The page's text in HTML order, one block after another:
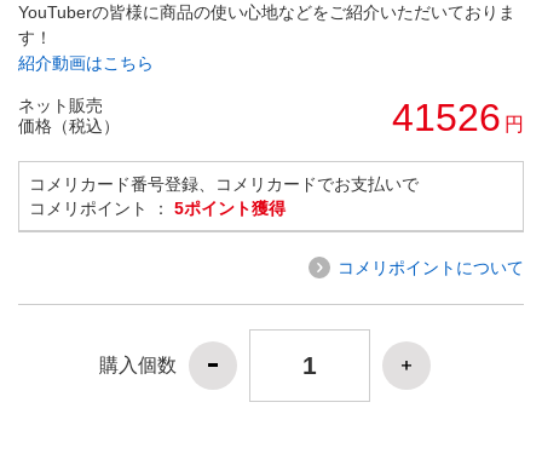
YouTuberの皆様に商品の使い心地などをご紹介いただいておりま
す！
紹介動画はこちら
ネット販売
価格（税込）
41526 円
コメリカード番号登録、コメリカードでお支払いで
コメリポイント ： 5ポイント獲得
コメリポイントについて
購入個数